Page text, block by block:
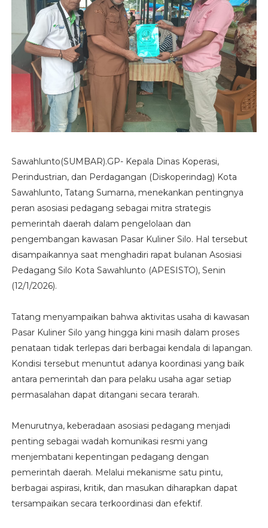
Sawahlunto(SUMBAR).GP- Kepala Dinas Koperasi,
Perindustrian, dan Perdagangan (Diskoperindag) Kota
Sawahlunto, Tatang Sumarna, menekankan pentingnya
peran asosiasi pedagang sebagai mitra strategis
pemerintah daerah dalam pengelolaan dan
pengembangan kawasan Pasar Kuliner Silo. Hal tersebut
disampaikannya saat menghadiri rapat bulanan Asosiasi
Pedagang Silo Kota Sawahlunto (APESISTO), Senin
(12/1/2026).
Tatang menyampaikan bahwa aktivitas usaha di kawasan
Pasar Kuliner Silo yang hingga kini masih dalam proses
penataan tidak terlepas dari berbagai kendala di lapangan.
Kondisi tersebut menuntut adanya koordinasi yang baik
antara pemerintah dan para pelaku usaha agar setiap
permasalahan dapat ditangani secara terarah.
Menurutnya, keberadaan asosiasi pedagang menjadi
penting sebagai wadah komunikasi resmi yang
menjembatani kepentingan pedagang dengan
pemerintah daerah. Melalui mekanisme satu pintu,
berbagai aspirasi, kritik, dan masukan diharapkan dapat
tersampaikan secara terkoordinasi dan efektif.